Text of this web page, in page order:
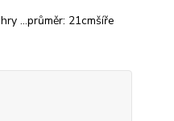
...průměr: 21cmšíře